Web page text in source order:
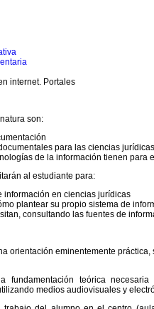
internet. Portales
son:
para las ciencias jurídicas
de la información tienen para
al estudiante para:
información en ciencias jurídicas
plantear su propio sistema de
consultando las fuentes de
orientación eminentemente
fundamentación teórica
medios audiovisuales y